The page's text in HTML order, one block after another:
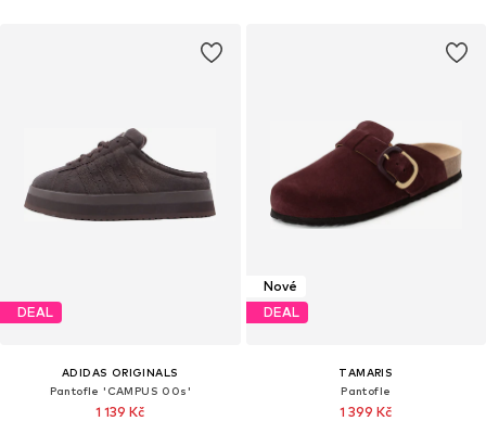
DEAL
ADIDAS ORIGINALS
Pantofle 'CAMPUS 00s'
1 139 Kč
Nové
DEAL
TAMARIS
Pantofle
1 399 Kč